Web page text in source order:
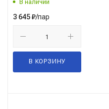
В наличии
3 645₽/пар
В КОРЗИНУ